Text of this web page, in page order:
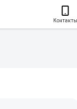
Контакты